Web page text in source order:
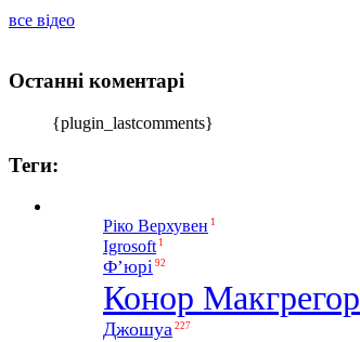
все відео
Останні коментарі
{plugin_lastcomments}
Теги:
Ріко Верхувен 1
Igrosoft 1
Ф’юрі 92
Конор Макгрегор
Джошуа 227